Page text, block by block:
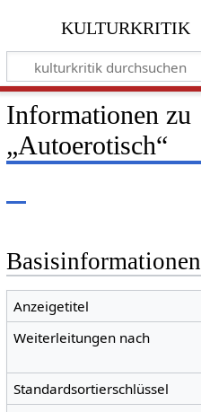
kulturkritik
Informationen zu
„Autoerotisch“
Basisinformationen
Anzeigetitel
Weiterleitungen nach
Standardsortierschlüssel